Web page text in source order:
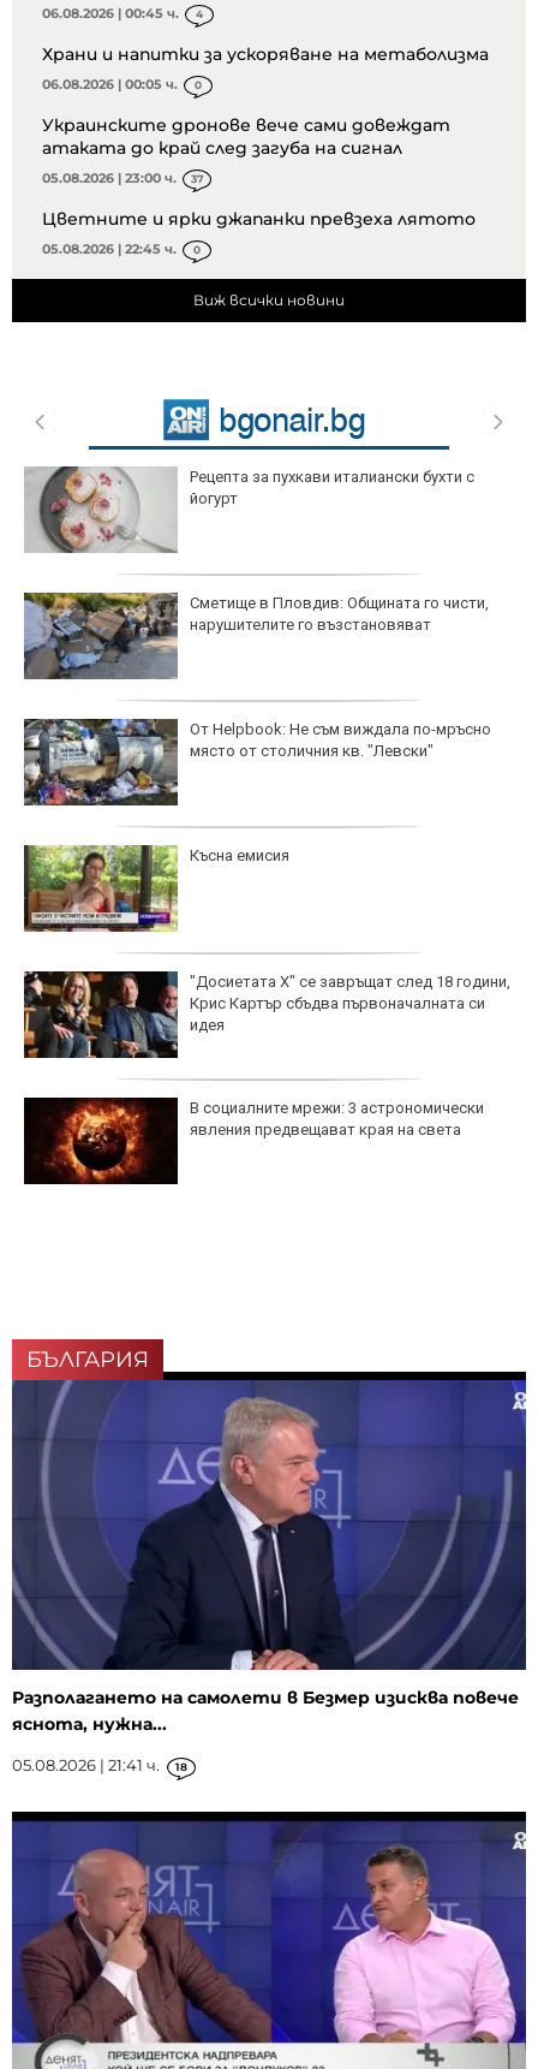
06.08.2026 | 00:45 ч. 4
Храни и напитки за ускоряване на метаболизма
06.08.2026 | 00:05 ч. 0
Украинските дронове вече сами довеждат
атаката до край след загуба на сигнал
05.08.2026 | 23:00 ч. 37
Цветните и ярки джапанки превзеха лятото
05.08.2026 | 22:45 ч. 0
Виж всички новини
Рецепта за пухкави италиански бухти с
йогурт
Сметище в Пловдив: Общината го чисти,
нарушителите го възстановяват
От Helpbook: Не съм виждала по-мръсно
място от столичния кв. "Левски"
Късна емисия
"Досиетата Х" се завръщат след 18 години,
Крис Картър сбъдва първоначалната си
идея
В социалните мрежи: 3 астрономически
явления предвещават края на света
БЪЛГАРИЯ
Разполагането на самолети в Безмер изисква повече
яснота, нужна...
05.08.2026 | 21:41 ч. 18